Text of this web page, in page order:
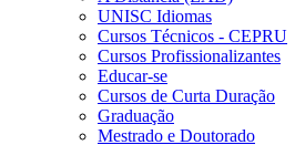
UNISC Idiomas
Cursos Técnicos - CEPRU
Cursos Profissionalizantes
Educar-se
Cursos de Curta Duração
Graduação
Mestrado e Doutorado